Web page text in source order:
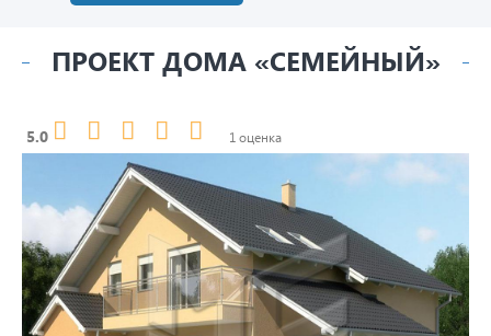
ПРОЕКТ ДОМА «СЕМЕЙНЫЙ»
5.0 1 оценка